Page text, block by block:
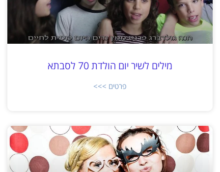
מילים לשיר יום הולדת 70 לסבתא
פרטים >>>